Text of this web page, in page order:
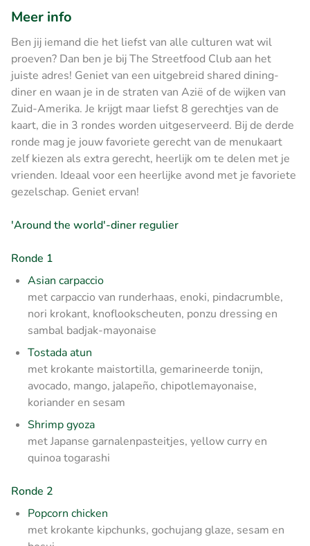
Meer info
Ben jij iemand die het liefst van alle culturen wat wil
proeven? Dan ben je bij The Streetfood Club aan het
juiste adres! Geniet van een uitgebreid shared dining-
diner en waan je in de straten van Azië of de wijken van
Zuid-Amerika. Je krijgt maar liefst 8 gerechtjes van de
kaart, die in 3 rondes worden uitgeserveerd. Bij de derde
ronde mag je jouw favoriete gerecht van de menukaart
zelf kiezen als extra gerecht, heerlijk om te delen met je
vrienden. Ideaal voor een heerlijke avond met je favoriete
gezelschap. Geniet ervan!
'Around the world'-diner regulier
Ronde 1
Asian carpaccio
met carpaccio van runderhaas, enoki, pindacrumble,
nori krokant, knoflookscheuten, ponzu dressing en
sambal badjak-mayonaise
Tostada atun
met krokante maistortilla, gemarineerde tonijn,
avocado, mango, jalapeño, chipotlemayonaise,
koriander en sesam
Shrimp gyoza
met Japanse garnalenpasteitjes, yellow curry en
quinoa togarashi
Ronde 2
Popcorn chicken
met krokante kipchunks, gochujang glaze, sesam en